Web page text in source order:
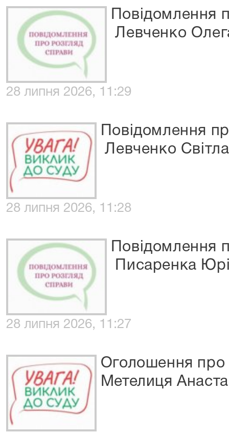
Повідомлення
Левченко
28 липня 2026, 11:29
Повідомлення
Левченко
28 липня 2026, 11:28
Повідомлення
Писаренка
28 липня 2026, 11:27
Оголошення про
Метелиця